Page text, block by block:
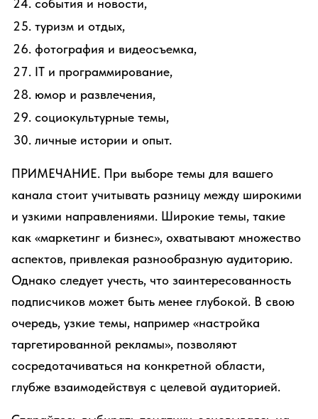
события и новости,
туризм и отдых,
фотография и видеосъемка,
IT и программирование,
юмор и развлечения,
социокультурные темы,
личные истории и опыт.
ПРИМЕЧАНИЕ. При выборе темы для вашего
канала стоит учитывать разницу между широкими
и узкими направлениями. Широкие темы, такие
как «маркетинг и бизнес», охватывают множество
аспектов, привлекая разнообразную аудиторию.
Однако следует учесть, что заинтересованность
подписчиков может быть менее глубокой. В свою
очередь, узкие темы, например «настройка
таргетированной рекламы», позволяют
сосредотачиваться на конкретной области,
глубже взаимодействуя с целевой аудиторией.